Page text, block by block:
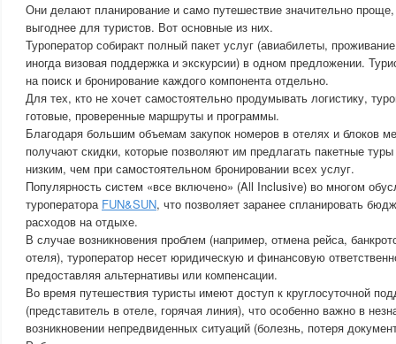
Они делают планирование и само путешествие значительно
выгоднее для туристов. Вот основные из них.
Туроператор собиракт полный пакет услуг (авиабилеты,
иногда визовая поддержка и экскурсии) в одном предложении.
на поиск и бронирование каждого компонента отдельно.
Для тех, кто не хочет самостоятельно продумывать логистику,
готовые, проверенные маршруты и программы.
Благодаря большим объемам закупок номеров в отелях и блоков
получают скидки, которые позволяют им предлагать пакетные
низким, чем при самостоятельном бронировании всех услуг.
Популярность систем «все включено» (All Inclusive) во многом
туроператора FUN&SUN, что позволяет заранее спланировать
расходов на отдыхе.
В случае возникновения проблем (например, отмена рейса,
отеля), туроператор несет юридическую и финансовую
предоставляя альтернативы или компенсации.
Во время путешествия туристы имеют доступ к круглосуточной
(представитель в отеле, горячая линия), что особенно важно в
возникновении непредвиденных ситуаций (болезнь, потеря